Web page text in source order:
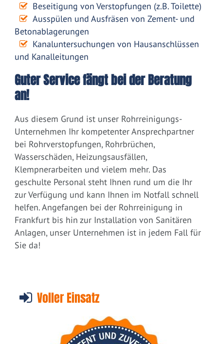
Beseitigung von Verstopfungen (z.B. Toilette)
Ausspülen und Ausfräsen von Zement- und
Betonablagerungen
Kanaluntersuchungen von Hausanschlüssen
und Kanalleitungen
Guter Service fängt bei der Beratung
an!
Aus diesem Grund ist unser Rohrreinigungs-
Unternehmen Ihr kompetenter Ansprechpartner
bei Rohrverstopfungen, Rohrbrüchen,
Wasserschäden, Heizungsausfällen,
Klempnerarbeiten und vielem mehr. Das
geschulte Personal steht Ihnen rund um die Ihr
zur Verfügung und kann Ihnen im Notfall schnell
helfen. Angefangen bei der Rohrreinigung in
Frankfurt bis hin zur Installation von Sanitären
Anlagen, unser Unternehmen ist in jedem Fall für
Sie da!
Voller Einsatz